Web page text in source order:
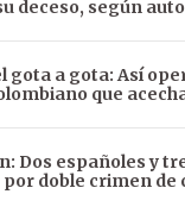
deceso, según
gota a gota: Así
que
Dos españoles y
doble crimen de